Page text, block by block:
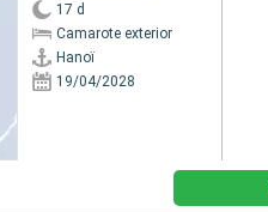
17 d
Camarote exterior
Hanoï
19/04/2028